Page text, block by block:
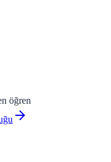
öğren